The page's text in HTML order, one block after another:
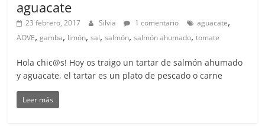
aguacate
23 febrero, 2017 Silvia 1 comentario aguacate,
AOVE,gamba, limón,sal,salmón,salmón ahumado,tomate
Hola chic@s! Hoy os traigo un tartar de salmón ahumado
y aguacate, el tartar es un plato de pescado o carne
Leer más